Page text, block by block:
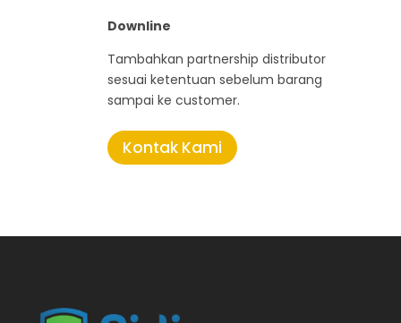
Downline
Tambahkan partnership distributor
sesuai ketentuan sebelum barang
sampai ke customer.
Kontak Kami